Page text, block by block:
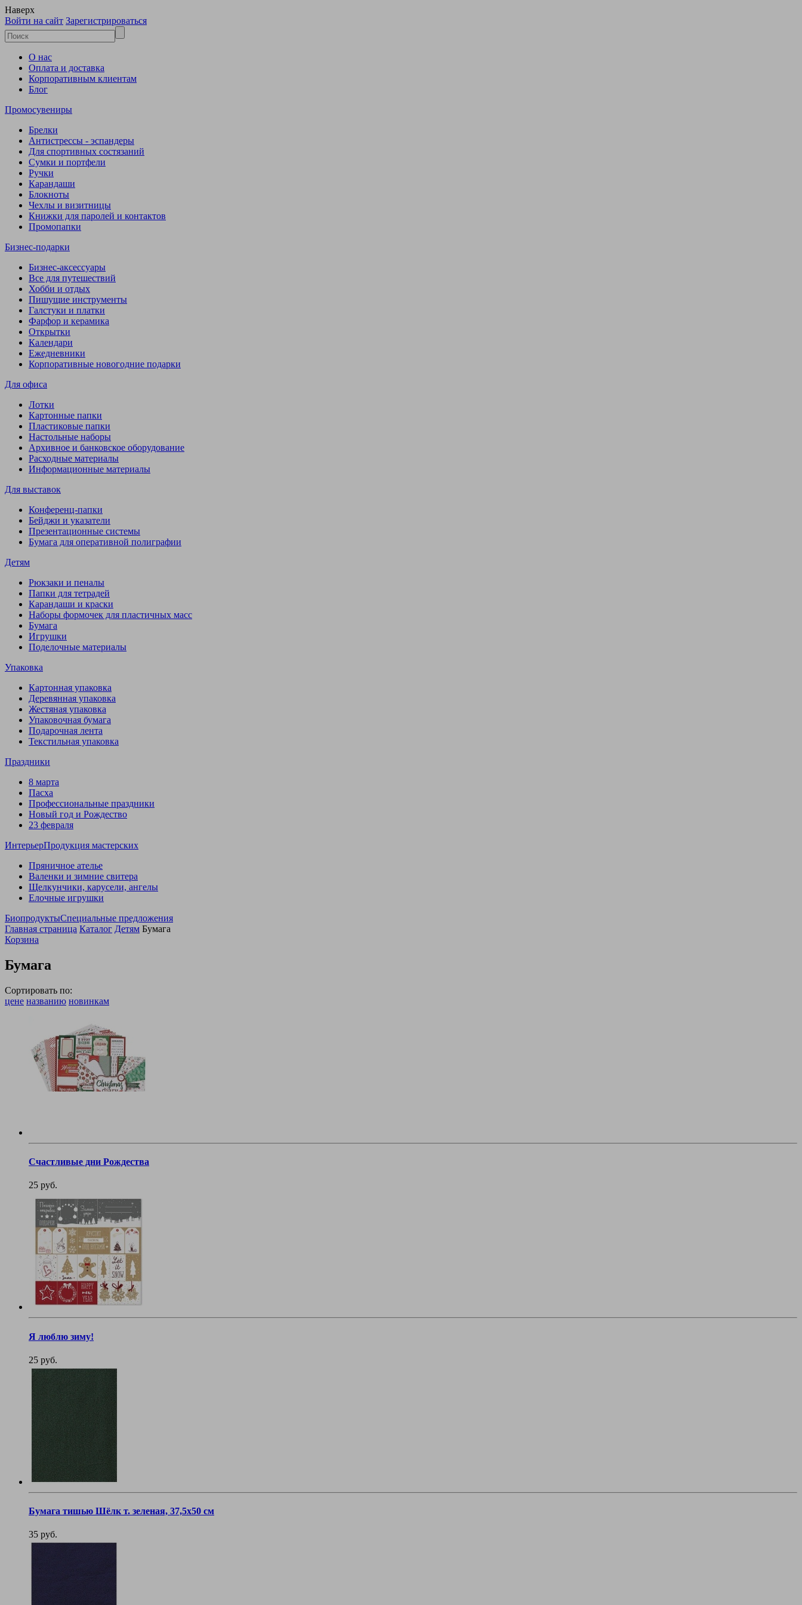
Наверх
Войти на сайт Зарегистрироваться
О нас
Оплата и доставка
Корпоративным клиентам
Блог
Промосувениры
Брелки
Антистрессы - эспандеры
Для спортивных состязаний
Сумки и портфели
Ручки
Карандаши
Блокноты
Чехлы и визитницы
Книжки для паролей и контактов
Промопапки
Бизнес-подарки
Бизнес-аксессуары
Все для путешествий
Хобби и отдых
Пишущие инструменты
Галстуки и платки
Фарфор и керамика
Открытки
Календари
Ежедневники
Корпоративные новогодние подарки
Для офиса
Лотки
Картонные папки
Пластиковые папки
Настольные наборы
Архивное и банковское оборудование
Расходные материалы
Информационные материалы
Для выставок
Конференц-папки
Бейджи и указатели
Презентационные системы
Бумага для оперативной полиграфии
Детям
Рюкзаки и пеналы
Папки для тетрадей
Карандаши и краски
Наборы формочек для пластичных масс
Бумага
Игрушки
Поделочные материалы
Упаковка
Картонная упаковка
Деревянная упаковка
Жестяная упаковка
Упаковочная бумага
Подарочная лента
Текстильная упаковка
Праздники
8 марта
Пасха
Профессиональные праздники
Новый год и Рождество
23 февраля
ИнтерьерПродукция мастерских
Пряничное ателье
Валенки и зимние свитера
Щелкунчики, карусели, ангелы
Елочные игрушки
БиопродуктыСпециальные предложения
Главная страница Каталог Детям Бумага
Корзина
Бумага
Сортировать по:
цене названию новинкам
Счастливые дни Рождества
25 руб.
Я люблю зиму!
25 руб.
Бумага тишью Шёлк т. зеленая, 37,5х50 см
35 руб.